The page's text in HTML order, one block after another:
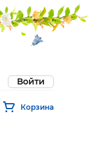
Войти
Корзина